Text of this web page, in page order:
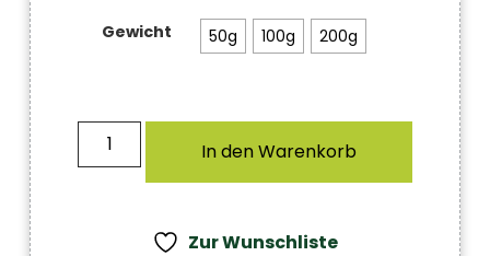
Gewicht 50g 100g 200g
In den Warenkorb
Zur Wunschliste